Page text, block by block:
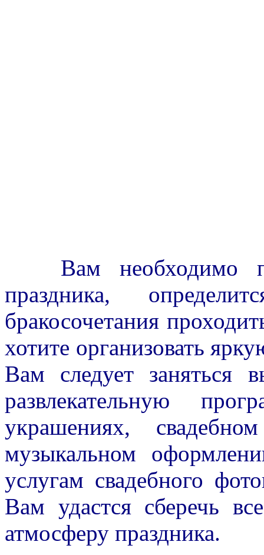
Вам необходимо
праздника,
бракосочетания
хотите организовать
Вам следует заняться
развлекательную
украшениях,
музыкальном
услугам свадебного
Вам удастся сберечь
атмосферу праздника.